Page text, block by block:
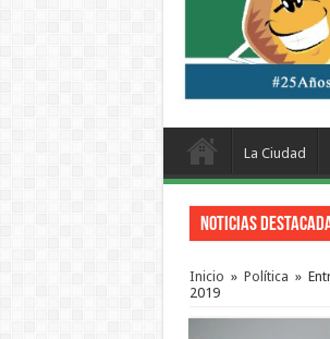
La Ciudad
Noticias
Inicio » Política »
2019